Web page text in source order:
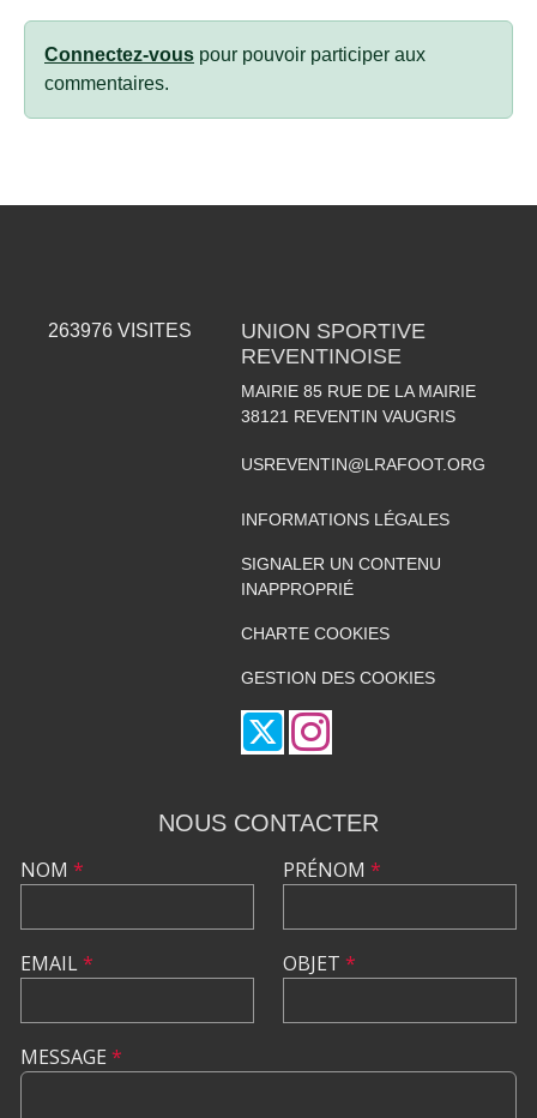
Connectez-vous pour pouvoir participer aux
commentaires.
263976 VISITES
UNION SPORTIVE
REVENTINOISE
MAIRIE 85 RUE DE LA MAIRIE
38121 REVENTIN VAUGRIS
USREVENTIN@LRAFOOT.ORG
INFORMATIONS LÉGALES
SIGNALER UN CONTENU
INAPPROPRIÉ
CHARTE COOKIES
GESTION DES COOKIES
NOUS CONTACTER
NOM *
EMAIL*
PRÉNOM *
OBJET *
MESSAGE *